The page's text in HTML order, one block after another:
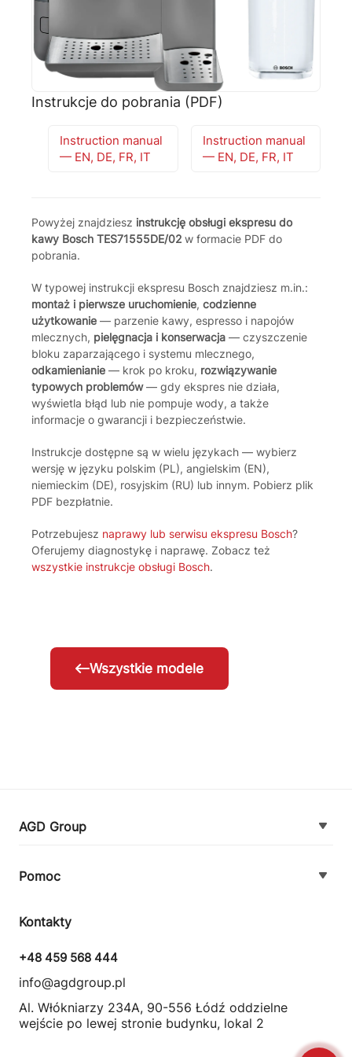
Instrukcje do pobrania (PDF)
Instruction manual
— EN, DE, FR, IT
Instruction manual
— EN, DE, FR, IT
Powyżej znajdziesz instrukcję obsługi ekspresu do
kawy Bosch TES71555DE/02 w formacie PDF do
pobrania.
W typowej instrukcji ekspresu Bosch znajdziesz m.in.:
montaż i pierwsze uruchomienie, codzienne
użytkowanie — parzenie kawy, espresso i napojów
mlecznych, pielęgnacja i konserwacja — czyszczenie
bloku zaparzającego i systemu mlecznego,
odkamienianie — krok po kroku, rozwiązywanie
typowych problemów— gdy ekspres nie działa,
wyświetla błąd lub nie pompuje wody, a także
informacje o gwarancji i bezpieczeństwie.
Instrukcje dostępne są w wielu językach — wybierz
wersję w języku polskim (PL), angielskim (EN),
niemieckim (DE), rosyjskim (RU) lub innym. Pobierz plik
PDF bezpłatnie.
Potrzebujesz naprawy lub serwisu ekspresu Bosch?
Oferujemy diagnostykę i naprawę. Zobacz też
wszystkie instrukcje obsługi Bosch.
Wszystkie modele
AGD Group
Kontakt
Pomoc
Zamówienie i płatność
Zasady dostawy urządzeń
Regulamin usług serwisowych
Wymiana i zwrot towaru
Kontakty
+48 459 568 444
info@agdgroup.pl
Al. Włókniarzy 234A, 90-556 Łódź oddzielne
wejście po lewej stronie budynku, lokal 2